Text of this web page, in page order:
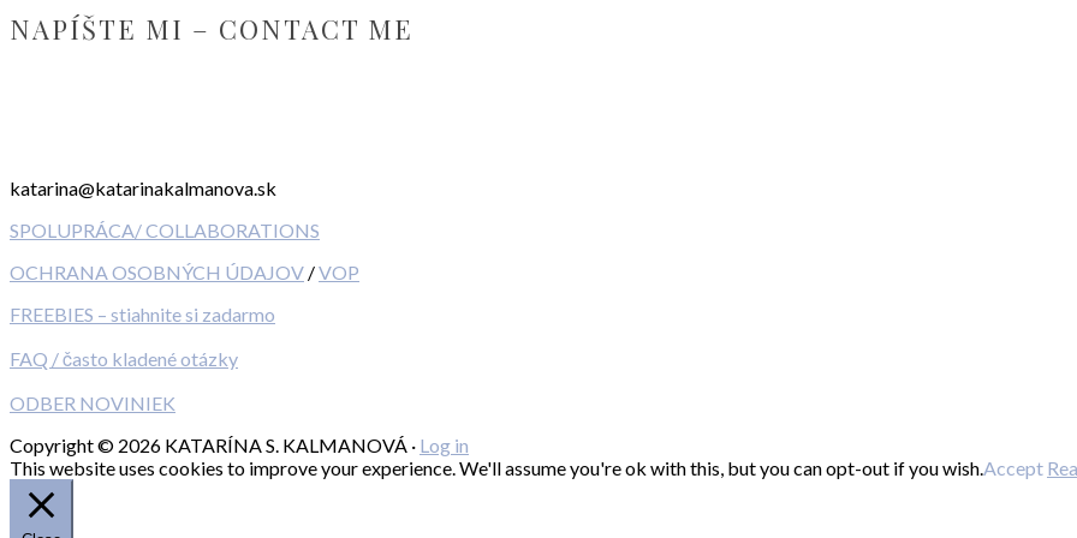
NAPÍŠTE MI – CONTACT ME
katarina@katarinakalmanova.sk
SPOLUPRÁCA/ COLLABORATIONS
OCHRANA OSOBNÝCH ÚDAJOV /VOP
FREEBIES – stiahnite si zadarmo
FAQ / často kladené otázky
ODBER NOVINIEK
Copyright © 2026 KATARÍNA S. KALMANOVÁ · Log in
This website uses cookies to improve your experience. We'll assume you're ok with this, but you can opt-out if you wish.Accept